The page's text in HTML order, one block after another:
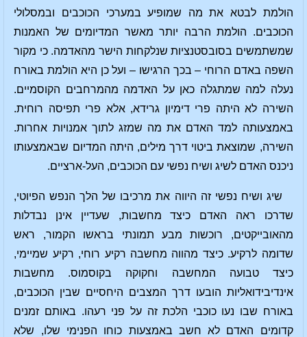
הולמת לבטא את מה שמופיע במערכי הכוכבים ובמסלולי
הכוכבים. הולמת הרבה יותר מאשר המדיומים של האמנות
שמשתמשים בסובסטנציות שנלקחות הישר מהאדמה. כי מקור
השפה באדם הרוחי – בכך הרגישו – ועל כן היא הולמת באורח
נעלה למה שמתגלה כאן על האדמה מהמרחבים הקוסמיים.
השירה לא היתה פרי דימיון גרידא, אלא פרי תפיסה רוחית.
באמצעותה למד האדם את מה שמזג לתוך אמנויות אחרות.
השירה, שמוצאת ביטוי דרך מילים, היתה המדיום שבאמצעותו
ניכנס האדם לשיג ושיח נפשי עם הכוכבים, העל-ארציים.
שיג ושיח נפשי זה היווה את מרכיבו של הלך הנפש הפיוטי,
שדרכו ראה האדם כיצד מחשבות, שעדיין אינן נבדלות
מהאובייקטים, רוכשות מבע תמונתי בראשו הקמור, ראש
שדומה לרקיע. כיצד מהווה מחשבה רקיע רוחי, רקיע שמיימי,
כיצד טבועה המחשבה וחקוקה בקוסמוס. מחשבות
אינדיבידואליות הובעו דרך המצבים היחסיים שבין הכוכבים,
באורח שבו נעו כוכבי הלכת זה על פני רעהו. באותם זמנים
קדומים האדם לא חשב באמצעות כוחו הפנימי שלו, שלא